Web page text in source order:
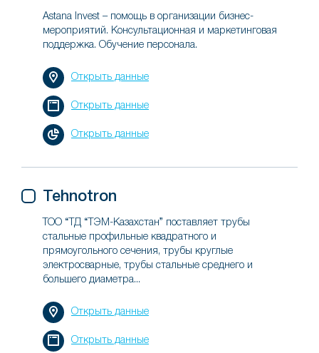
Astana Invest – помощь в организации бизнес-
мероприятий. Консультационная и маркетинговая
поддержка. Обучение персонала.
Открыть данные
Открыть данные
Открыть данные
Tehnotron
ТОО “ТД “ТЭМ-Казахстан” поставляет трубы
стальные профильные квадратного и
прямоугольного сечения, трубы круглые
электросварные, трубы стальные среднего и
большего диаметра...
Открыть данные
Открыть данные